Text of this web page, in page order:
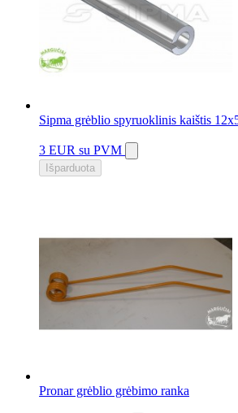
Sipma grėblio spyruoklinis kaištis
3 EUR su PVM
Išparduota
Pronar grėblio grėbimo ranka